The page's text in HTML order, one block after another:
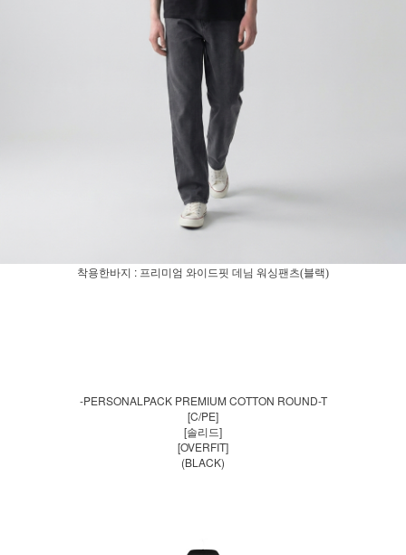
착용한바지 : 프리미엄 와이드핏 데님 워싱팬츠(블랙)
-PERSONALPACK PREMIUM COTTON ROUND-T
[C/PE]
[솔리드]
[OVERFIT]
(BLACK)